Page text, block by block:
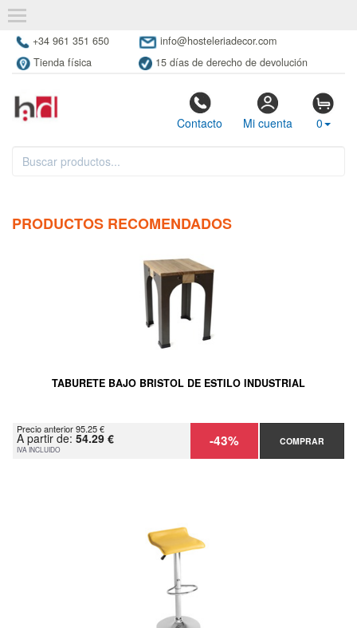
+34 961 351 650
info@hosteleriadecor.com
Tienda física
15 días de derecho de devolución
Contacto Mi cuenta 0
PRODUCTOS RECOMENDADOS
TABURETE BAJO BRISTOL DE ESTILO INDUSTRIAL
Precio anterior 95.25 €
A partir de: 54.29 €
IVA INCLUIDO -43% COMPRAR